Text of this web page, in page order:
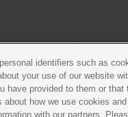
ご利用規約
identifiers such as
your use of our website
have provided to them or
about how we use cookies
with our partners.